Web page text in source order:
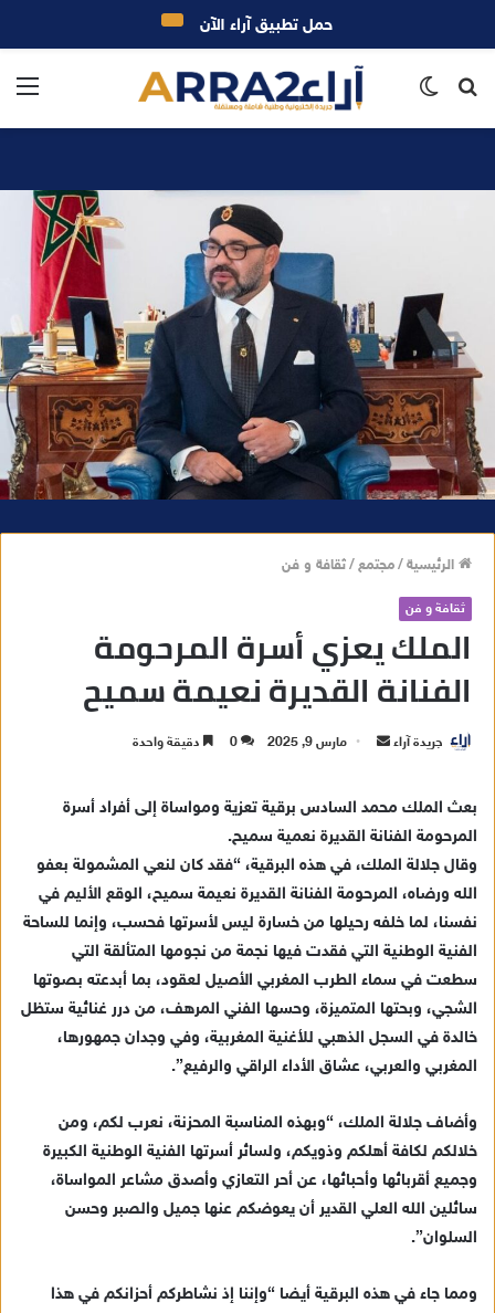
بحث
الرئيسية/مجتمع/ثقافة و فن
ثقافة و فن
الملك يعزي أسرة المرحومة
الفنانة القديرة نعيمة سميح
جريدة آراء
ي
د
ا
إ
ك
و
مارس 9, 2025 0 دقيقة واحدة
بعث الملك محمد السادس برقية تعزية ومواساة إلى أفراد أسرة
المرحومة الفنانة القديرة نعمية سميح.
وقال جلالة الملك، في هذه البرقية، “فقد كان لنعي المشمولة بعفو
الله ورضاه، المرحومة الفنانة القديرة نعيمة سميح، الوقع الأليم في
نفسنا، لما خلفه رحيلها من خسارة ليس لأسرتها فحسب، وإنما للساحة
الفنية الوطنية التي فقدت فيها نجمة من نجومها المتألقة التي
سطعت في سماء الطرب المغربي الأصيل لعقود، بما أبدعته بصوتها
الشجي، وبحتها المتميزة، وحسها الفني المرهف، من درر غنائية ستظل
خالدة في السجل الذهبي للأغنية المغربية، وفي وجدان جمهورها،
المغربي والعربي، عشاق الأداء الراقي والرفيع”.
وأضاف جلالة الملك، “وبهذه المناسبة المحزنة، نعرب لكم، ومن
خلالكم لكافة أهلكم وذويكم، ولسائر أسرتها الفنية الوطنية الكبيرة
وجميع أقربائها وأحبائها، عن أحر التعازي وأصدق مشاعر المواساة،
سائلين الله العلي القدير أن يعوضكم عنها جميل والصبر وحسن
السلوان”.
ومما جاء في هذه البرقية أيضا “وإننا إذ نشاطركم أحزانكم في هذا
حمل تطبيق آراء الآن